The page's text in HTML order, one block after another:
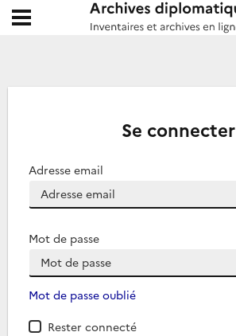
Archives diplomatiques
Ouvrir le menu déroulant
Se connecter
Adresse email
Mot de passe
Mot de passe oublié
Rester connecté